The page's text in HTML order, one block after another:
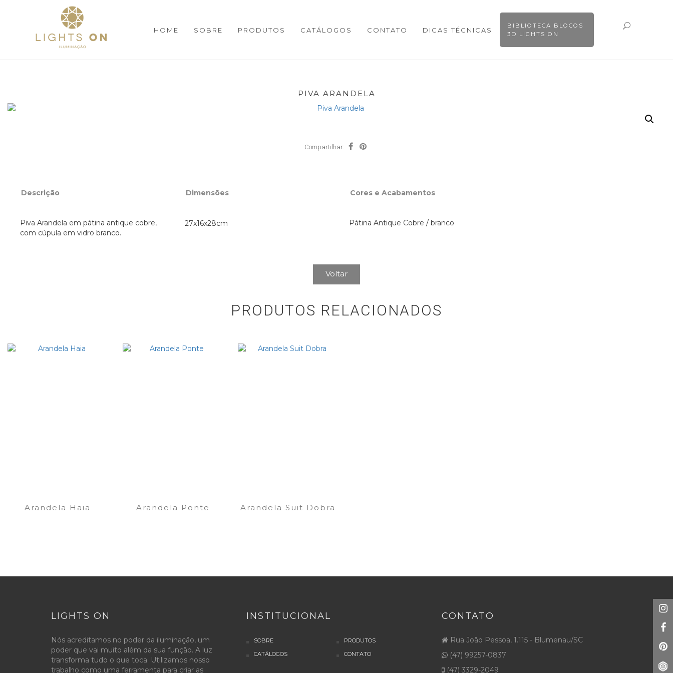
HOME SOBRE PRODUTOS CATÁLOGOS CONTATO DICAS TÉCNICAS
BIBLIOTECA BLOCOS
3D LIGHTS ON
PIVA ARANDELA
Compartilhar:
Descrição Dimensões Cores e Acabamentos
Piva Arandela em pátina antique cobre,
com cúpula em vidro branco.
27x16x28cm Pátina Antique Cobre / branco
Voltar
PRODUTOS RELACIONADOS
Arandela Haia Arandela Ponte Arandela Suit Dobra
LIGHTS ON
Nós acreditamos no poder da iluminação, um
poder que vai muito além da sua função. A luz
transforma tudo o que toca. Utilizamos nosso
trabalho como uma ferramenta para criar as
INSTITUCIONAL
SOBRE
PRODUTOS
CATÁLOGOS
CONTATO
CONTATO
Rua João Pessoa, 1.115 - Blumenau/SC
(47) 99257-0837
(47) 3329-2049